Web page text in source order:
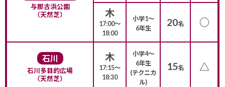
与那古浜公園
（天然芝）
木
17:00〜
18:00
小学1〜
6年生
20名 ○
石川
石川多目的広場
（天然芝）
木
17:15〜
18:30
小学4〜
6年生
(テクニカ
ル)
15名 △